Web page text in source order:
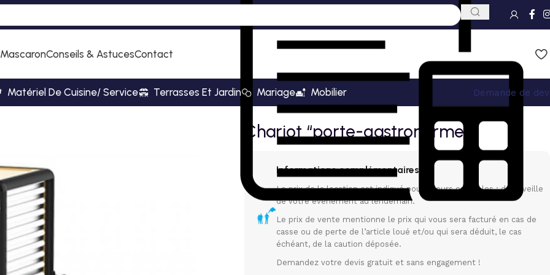
Conseils & AstucesContact
Matériel De Cuisine/ Service Terrasses Et Jardin Mariage Mobilier
Demande de
gastronormes”
Chariot “porte-gastronormes”
Informations complémentaires
Le prix de la location est indiqué pour 3 jours ouvrables : de la veille
de votre événement au lendemain.
Le prix de vente mentionne le prix qui vous sera facturé en cas de
casse ou de perte de l’article loué et/ou qui sera déduit, le cas
échéant, de la caution déposée.
Demandez votre devis gratuit et sans engagement !